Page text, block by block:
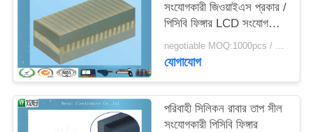
সংযোগকারী জিওয়াইএস প্রকার /
পিসিবি ফিঙ্গার LCD সংযোগকারী
গ্রে স্তর
negotiable MOQ:1000pcs / অনেক
যোগাযোগ
পরিবাহী সিলিকন রাবার তাপ সীল
সংযোগকারী পিসিবি ফিঙ্গার